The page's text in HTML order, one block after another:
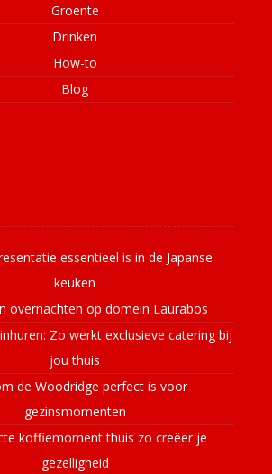
Groente
Drinken
How-to
Blog
essentieel is in de Japanse
keuken
overnachten op domein Laurabos
Zo werkt exclusieve catering bij
jou thuis
de Woodridge perfect is voor
gezinsmomenten
koffiemoment thuis zo creëer je
gezelligheid